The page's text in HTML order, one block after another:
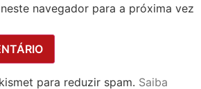
navegador para a próxima vez
para reduzir spam. Saiba